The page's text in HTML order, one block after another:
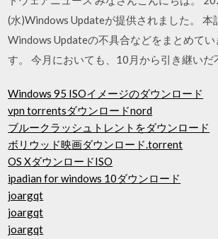
(水)Windows Updateが提供されました。 本
Windows Updateの不具合などをまとめてい
す。 今月においても、10月から引き継いだ
Windows 95 ISOイメージのダウンロード
vpn torrentsダウンロードnord
ブルークラッシュトレントをダウンロード
ボリウッド映画ダウンロード.torrent
OS XダウンロードISO
ipadian for windows 10ダウンロード
joargqt
joargqt
joargqt